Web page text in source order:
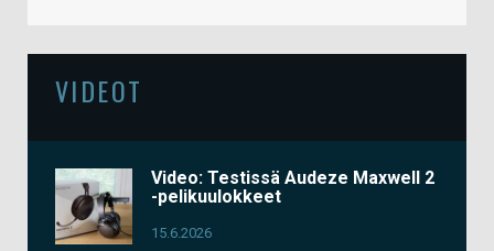
VIDEOT
Video: Testissä Audeze Maxwell 2
-pelikuulokkeet
15.6.2026